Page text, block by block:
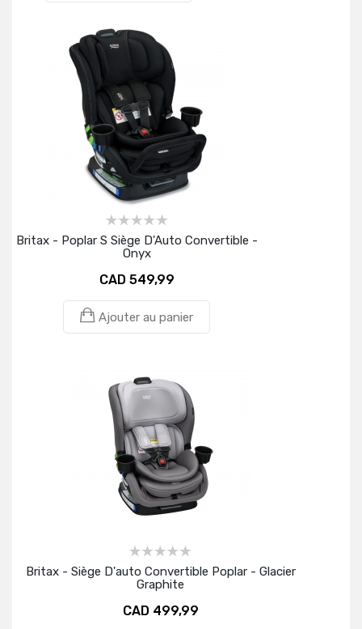
Britax - Poplar S Siège D'Auto Convertible -
Onyx
CAD 549,99
Ajouter au panier
Britax - Siège D'auto Convertible Poplar - Glacier
Graphite
CAD 499,99